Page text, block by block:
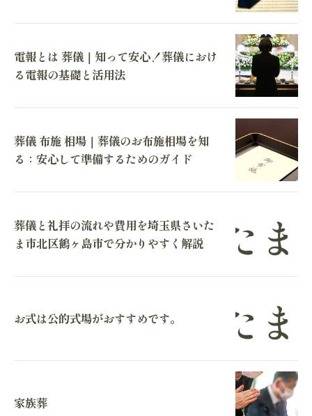
電報とは 葬儀｜知って安心！葬儀におけ
る電報の基礎と活用法
葬儀 布施 相場｜葬儀のお布施相場を知
る：安心して準備するためのガイド
葬儀と礼拝の流れや費用を埼玉県さいた
ま市北区鶴ヶ島市で分かりやすく解説
お式は公的式場がおすすめです。
家族葬